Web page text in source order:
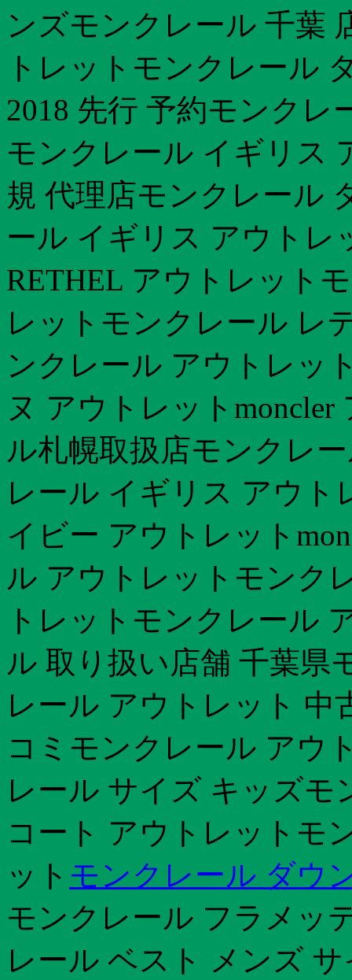
ンズモンクレール 千葉
トレットモンクレール
2018 先行 予約モンク
モンクレール イギリス
規 代理店モンクレール
ール イギリス アウトレ
RETHEL アウトレット
レットモンクレール レ
ンクレール アウトレッ
ヌ アウトレット
ル札幌取扱店モンクレ
レール イギリス アウ
イビー アウトレット
ル アウトレットモンク
トレットモンクレール
ル 取り扱い店舗 千葉県
レール アウトレット 中
コミモンクレール アウ
レール サイズ キッズモ
コート アウトレットモ
ット モンクレール ダウ
モンクレール フラメッ
レール ベスト メンズ